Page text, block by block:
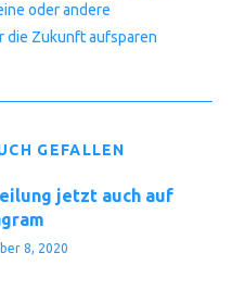
oder andere
die Zukunft aufsparen
GEFALLEN
jetzt auch auf
8, 2020